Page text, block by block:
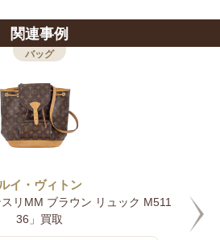
関連事例
「モノグラム カルトシ
ダーバッグ